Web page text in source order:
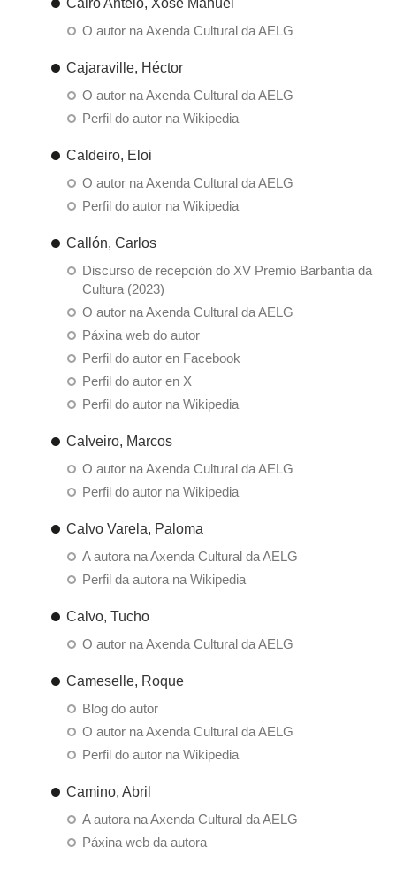
O autor na Axenda Cultural da AELG
Cajaraville, Héctor
O autor na Axenda Cultural da AELG
Perfil do autor na Wikipedia
Caldeiro, Eloi
O autor na Axenda Cultural da AELG
Perfil do autor na Wikipedia
Callón, Carlos
Discurso de recepción do XV Premio Barbantia da
Cultura (2023)
O autor na Axenda Cultural da AELG
Páxina web do autor
Perfil do autor en Facebook
Perfil do autor en X
Perfil do autor na Wikipedia
Calveiro, Marcos
O autor na Axenda Cultural da AELG
Perfil do autor na Wikipedia
Calvo Varela, Paloma
A autora na Axenda Cultural da AELG
Perfil da autora na Wikipedia
Calvo, Tucho
O autor na Axenda Cultural da AELG
Cameselle, Roque
Blog do autor
O autor na Axenda Cultural da AELG
Perfil do autor na Wikipedia
Camino, Abril
A autora na Axenda Cultural da AELG
Páxina web da autora